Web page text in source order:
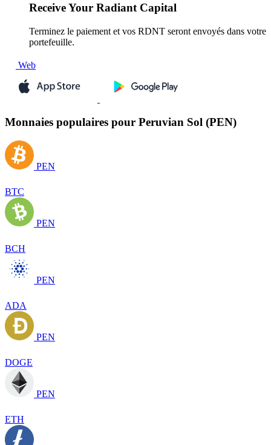
ReceiveYour Radiant Capital
Terminez le paiement et vos RDNT seront envoyés dans votre
portefeuille.
Web
Monnaies populaires pour Peruvian Sol (PEN)
PEN
BTC
PEN
BCH
PEN
ADA
PEN
DOGE
PEN
ETH